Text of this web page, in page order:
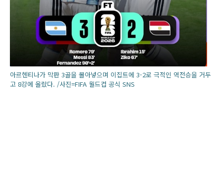
아르헨티나가 막판 3골을 몰아넣으며 이집트에 3-2로 극적인 역전승을 거두
고 8강에 올랐다. /사진=FIFA 월드컵 공식 SNS